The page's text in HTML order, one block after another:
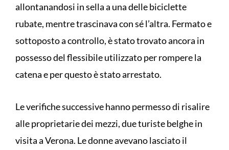
allontanandosi in sella a una delle biciclette
rubate, mentre trascinava con sé l’altra. Fermato e
sottoposto a controllo, è stato trovato ancora in
possesso del flessibile utilizzato per rompere la
catena e per questo è stato arrestato.
Le verifiche successive hanno permesso di risalire
alle proprietarie dei mezzi, due turiste belghe in
visita a Verona. Le donne avevano lasciato il